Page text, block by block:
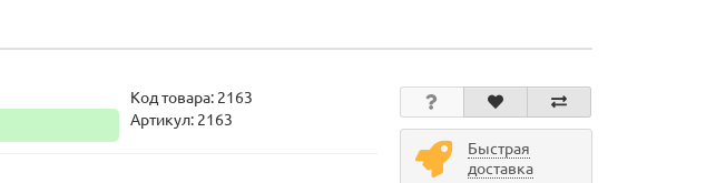
Код товара: 2163
Артикул: 2163
Быстрая
доставка